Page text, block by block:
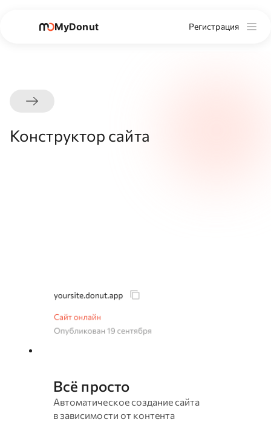
MyDonut Регистрация
Конструктор сайта
Всё просто
Автоматическое создание сайта
в зависимости от контента